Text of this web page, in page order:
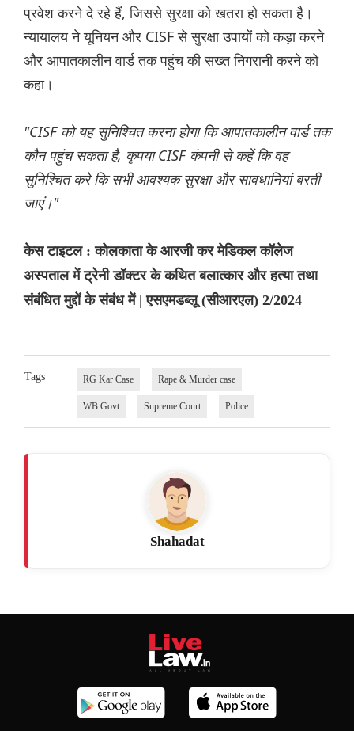
प्रवेश करने दे रहे हैं, जिससे सुरक्षा को खतरा हो सकता है।
न्यायालय ने यूनियन और CISF से सुरक्षा उपायों को कड़ा करने
और आपातकालीन वार्ड तक पहुंच की सख्त निगरानी करने को
कहा।
"CISF को यह सुनिश्चित करना होगा कि आपातकालीन वार्ड तक
कौन पहुंच सकता है, कृपया CISF कंपनी से कहें कि वह
सुनिश्चित करे कि सभी आवश्यक सुरक्षा और सावधानियां बरती
जाएं।"
केस टाइटल : कोलकाता के आरजी कर मेडिकल कॉलेज
अस्पताल में ट्रेनी डॉक्टर के कथित बलात्कार और हत्या तथा
संबंधित मुद्दों के संबंध में | एसएमडब्लू (सीआरएल) 2/2024
Tags RG Kar Case Rape & Murder case
WB Govt Supreme Court Police
Shahadat